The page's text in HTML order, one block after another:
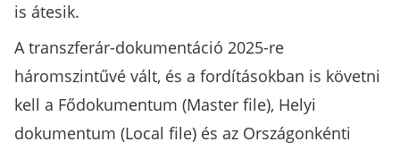
is átesik.
A transzferár-dokumentáció 2025-re
háromszintűvé vált, és a fordításokban is követni
kell a Fődokumentum (Master file), Helyi
dokumentum (Local file) és az Országonkénti